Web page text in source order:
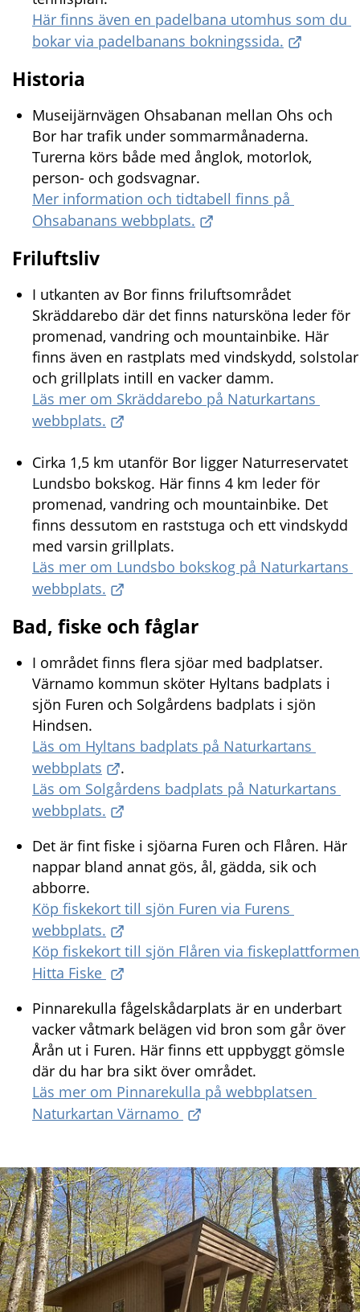
Här finns även en padelbana utomhus som du
bokar via padelbanans bokningssida.
Historia
Museijärnvägen Ohsabanan mellan Ohs och
Bor har trafik under sommarmånaderna.
Turerna körs både med ånglok, motorlok,
person- och godsvagnar.
Mer information och tidtabell finns på
Ohsabanans webbplats.
Friluftsliv
I utkanten av Bor finns friluftsområdet
Skräddarebo där det finns natursköna leder för
promenad, vandring och mountainbike. Här
finns även en rastplats med vindskydd, solstolar
och grillplats intill en vacker damm.
Läs mer om Skräddarebo på Naturkartans
webbplats.
Cirka 1,5 km utanför Bor ligger Naturreservatet
Lundsbo bokskog. Här finns 4 km leder för
promenad, vandring och mountainbike. Det
finns dessutom en raststuga och ett vindskydd
med varsin grillplats.
Läs mer om Lundsbo bokskog på Naturkartans
webbplats.
Bad, fiske och fåglar
I området finns flera sjöar med badplatser.
Värnamo kommun sköter Hyltans badplats i
sjön Furen och Solgårdens badplats i sjön
Hindsen.
Läs om Hyltans badplats på Naturkartans
webbplats
.
Läs om Solgårdens badplats på Naturkartans
webbplats.
Det är fint fiske i sjöarna Furen och Flåren. Här
nappar bland annat gös, ål, gädda, sik och
abborre.
Köp fiskekort till sjön Furen via Furens
webbplats.
Köp fiskekort till sjön Flåren via fiskeplattformen
Hitta Fiske
Pinnarekulla fågelskådarplats är en underbart
vacker våtmark belägen vid bron som går över
Årån ut i Furen. Här finns ett uppbyggt gömsle
där du har bra sikt över området.
Läs mer om Pinnarekulla på webbplatsen
Naturkartan Värnamo